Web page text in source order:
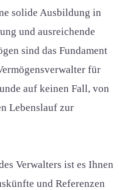
solide Ausbildung in
und ausreichende
sind das Fundament
für
auf keinen Fall, von
Lebenslauf zur
Verwalters ist es Ihnen
und Referenzen